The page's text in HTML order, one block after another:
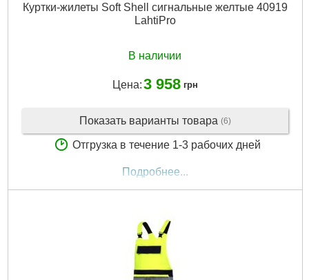
Куртки-жилеты Soft Shell сигнальные желтые 40919
LahtiPro
В наличии
Цена:3 958 грн
Показать варианты товара (6)
Отгрузка в течение 1-3 рабочих дней
Подробнее...